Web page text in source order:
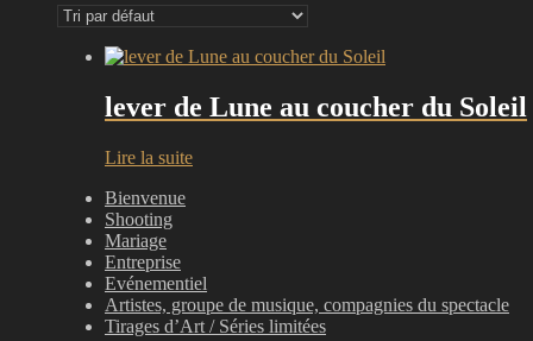
lever de Lune au coucher du Soleil
Lire la suite
Bienvenue
Shooting
Mariage
Entreprise
Evénementiel
Artistes, groupe de musique, compagnies du spectacle
Tirages d’Art / Séries limitées